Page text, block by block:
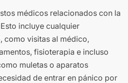
médicos relacionados con la
incluye cualquier
como visitas al médico,
fisioterapia e incluso
muletas o aparatos
de entrar en pánico por